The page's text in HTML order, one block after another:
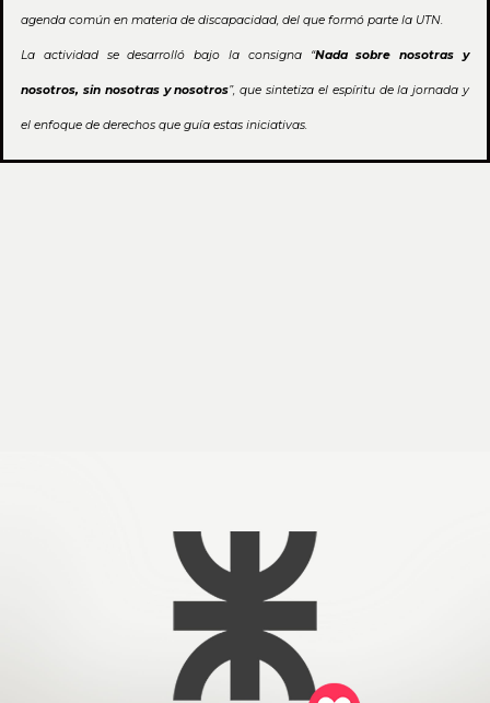
agenda común en materia de discapacidad, del que formó parte la UTN.
La actividad se desarrolló bajo la consigna “Nada sobre nosotras y
nosotros, sin nosotras y nosotros”, que sintetiza el espíritu de la jornada y
el enfoque de derechos que guía estas iniciativas.